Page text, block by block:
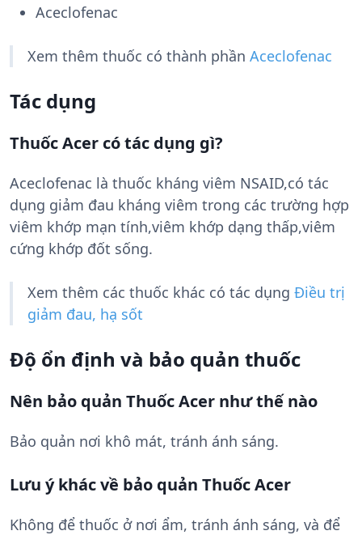
Aceclofenac
Xem thêm thuốc có thành phần Aceclofenac
Tác dụng
Thuốc Acer có tác dụng gì?
Aceclofenac là thuốc kháng viêm NSAID,có tác
dụng giảm đau kháng viêm trong các trường hợp
viêm khớp mạn tính,viêm khớp dạng thấp,viêm
cứng khớp đốt sống.
Xem thêm các thuốc khác có tác dụng Điều trị
giảm đau, hạ sốt
Độ ổn định và bảo quản thuốc
Nên bảo quản Thuốc Acer như thế nào
Bảo quản nơi khô mát, tránh ánh sáng.
Lưu ý khác về bảo quản Thuốc Acer
Không để thuốc ở nơi ẩm, tránh ánh sáng, và để